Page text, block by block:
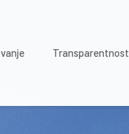
Transparentnost